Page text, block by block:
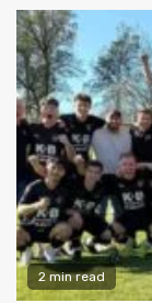
2 min read